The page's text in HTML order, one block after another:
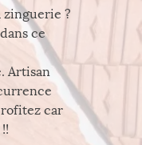
zinguerie ?
ce
Artisan
car